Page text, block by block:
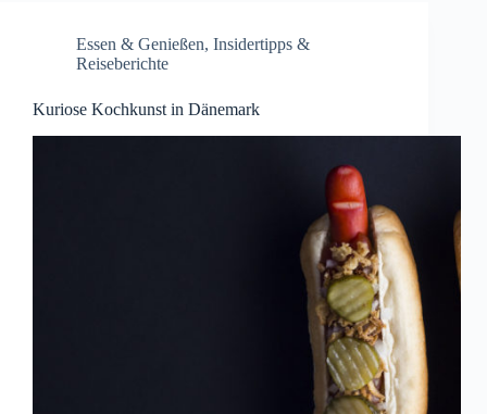
Essen & Genießen, Insidertipps &
Reiseberichte
Kuriose Kochkunst in Dänemark